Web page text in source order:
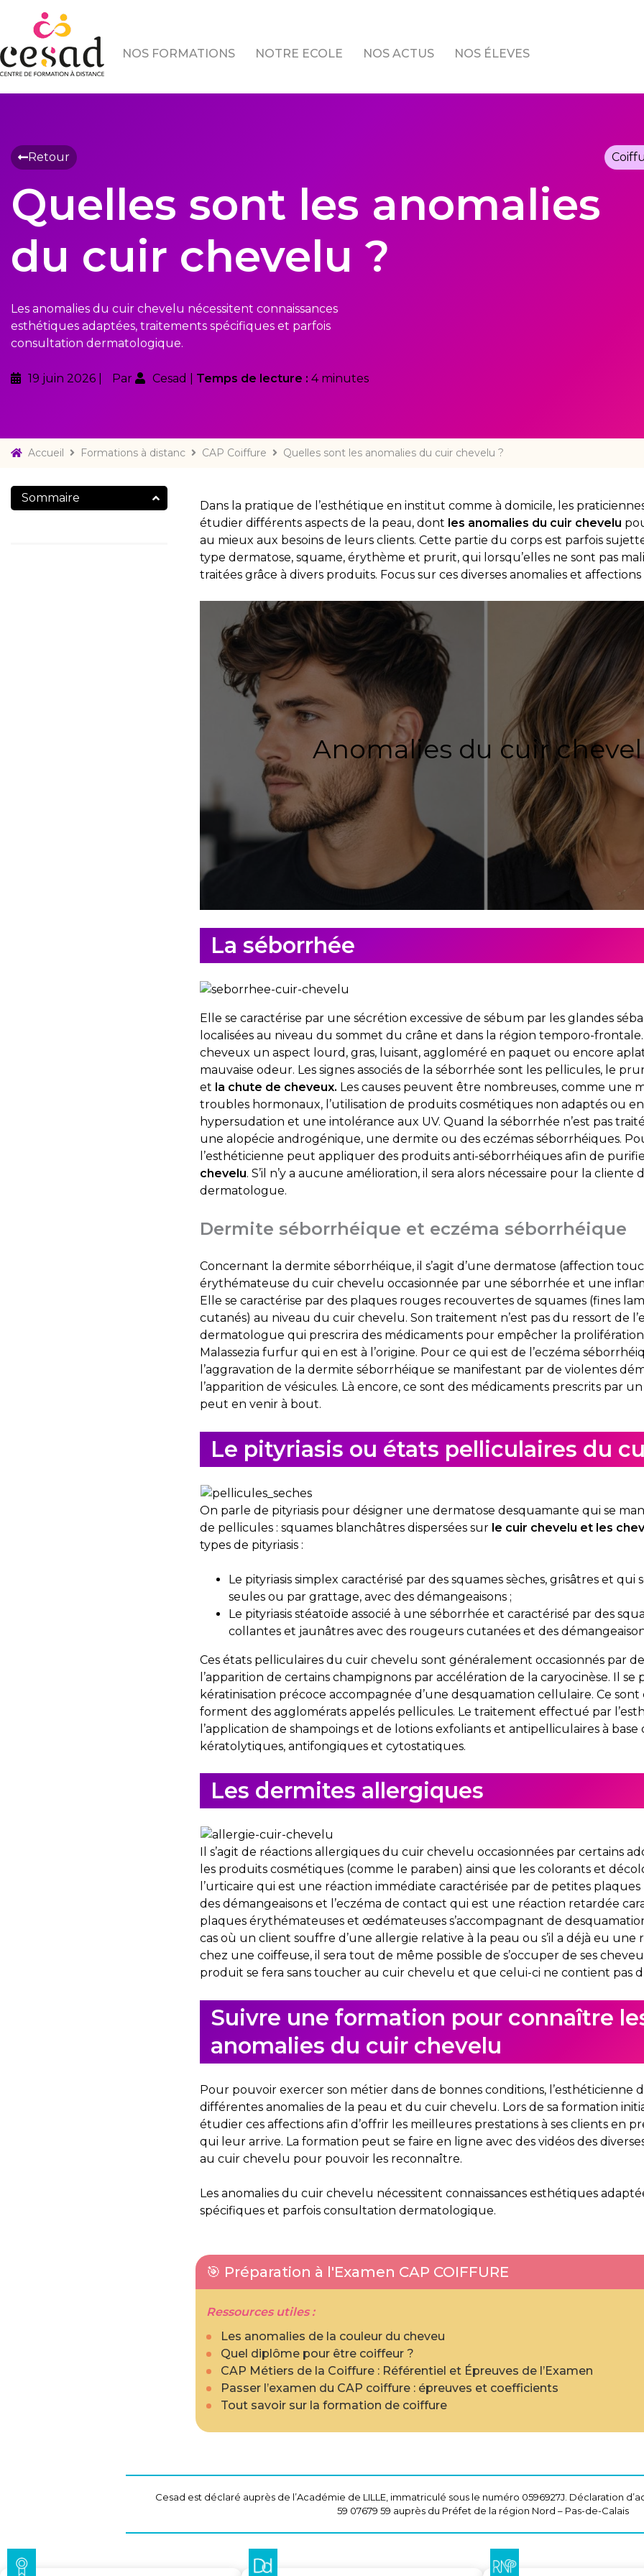
content
NOS FORMATIONS
NOTRE ECOLE NOS ACTUS NOS ÉLEVES
Retour
Quelles sont les anomalies
du cuir chevelu ?
Les anomalies du cuir chevelu nécessitent connaissances
esthétiques adaptées, traitements spécifiques et parfois
consultation dermatologique.
19 juin 2026 Par Cesad Temps de lecture : 4 minutes
Accueil Formations à distanc CAP Coiffure Quelles sont les anomalies du cuir chevelu ?
Sommaire
Dans la pratique de l’esthétique en institut comme à domicile, les
étudier différents aspects de la peau, dont les anomalies du cuir chevelu
au mieux aux besoins de leurs clients. Cette partie du corps est parfois
type dermatose, squame, érythème et prurit, qui lorsqu’elles ne sont pas
traitées grâce à divers produits. Focus sur ces diverses anomalies et
Anomalies du cuir
La séborrhée
Elle se caractérise par une sécrétion excessive de sébum par les glandes
localisées au niveau du sommet du crâne et dans la région temporo-
cheveux un aspect lourd, gras, luisant, aggloméré en paquet ou encore
mauvaise odeur. Les signes associés de la séborrhée sont les pellicules, le
et la chute de cheveux. Les causes peuvent être nombreuses, comme une
troubles hormonaux, l’utilisation de produits cosmétiques non adaptés ou
hypersudation et une intolérance aux UV. Quand la séborrhée n’est pas
une alopécie androgénique, une dermite ou des eczémas séborrhéiques.
l’esthéticienne peut appliquer des produits anti-séborrhéiques afin de
chevelu. S’il n’y a aucune amélioration, il sera alors nécessaire pour la
dermatologue.
Dermite séborrhéique et eczéma séborrhéique
Concernant la dermite séborrhéique, il s’agit d’une dermatose (affection
érythémateuse du cuir chevelu occasionnée par une séborrhée et une
Elle se caractérise par des plaques rouges recouvertes de squames (fines
cutanés) au niveau du cuir chevelu. Son traitement n’est pas du ressort de
dermatologue qui prescrira des médicaments pour empêcher la
Malassezia furfur qui en est à l’origine. Pour ce qui est de l’eczéma
l’aggravation de la dermite séborrhéique se manifestant par de violentes
l’apparition de vésicules. Là encore, ce sont des médicaments prescrits par
peut en venir à bout.
Le pityriasis ou états pelliculaires du
On parle de pityriasis pour désigner une dermatose desquamante qui se
de pellicules : squames blanchâtres dispersées surle cuir chevelu et les
types de pityriasis :
Le pityriasis simplex caractérisé par des squames sèches, grisâtres et
seules ou par grattage, avec des démangeaisons ;
Le pityriasis stéatoïde associé à une séborrhée et caractérisé par des
collantes et jaunâtres avec des rougeurs cutanées et des
Ces états pelliculaires du cuir chevelu sont généralement occasionnés par
l’apparition de certains champignons par accélération de la caryocinèse. Il
kératinisation précoce accompagnée d’une desquamation cellulaire. Ce
forment des agglomérats appelés pellicules. Le traitement effectué par
l’application de shampoings et de lotions exfoliants et antipelliculaires à base
kératolytiques, antifongiques et cytostatiques.
Les dermites allergiques
Il s’agit de réactions allergiques du cuir chevelu occasionnées par certains
les produits cosmétiques (comme le paraben) ainsi que les colorants et
l’urticaire qui est une réaction immédiate caractérisée par de petites plaques
des démangeaisons et l’eczéma de contact qui est une réaction retardée
plaques érythémateuses et œdémateuses s’accompagnant de
cas où un client souffre d’une allergie relative à la peau ou s’il a déjà eu
chez une coiffeuse, il sera tout de même possible de s’occuper de ses
produit se fera sans toucher au cuir chevelu et que celui-ci ne contient pas
Suivre une formation pour connaître
anomalies du cuir chevelu
Pour pouvoir exercer son métier dans de bonnes conditions, l’esthéticienne
différentes anomalies de la peau et du cuir chevelu. Lors de sa formation
étudier ces affections afin d’offrir les meilleures prestations à ses clients en
qui leur arrive. La formation peut se faire en ligne avec des vidéos des
au cuir chevelu pour pouvoir les reconnaître.
Les anomalies du cuir chevelu nécessitent connaissances esthétiques
spécifiques et parfois consultation dermatologique.
🎯 Préparation à l'Examen CAP COIFFURE
Ressources utiles :
Les anomalies de la couleur du cheveu
Quel diplôme pour être coiffeur ?
CAP Métiers de la Coiffure : Référentiel et Épreuves de l’Examen
Passer l’examen du CAP coiffure : épreuves et coefficients
Tout savoir sur la formation de coiffure
Cesad est déclaré auprès de l’Académie de LILLE, immatriculé sous le numéro 0596927J. Déclaration
59 07679 59 auprès du Préfet de la région Nord – Pas-de-Calais